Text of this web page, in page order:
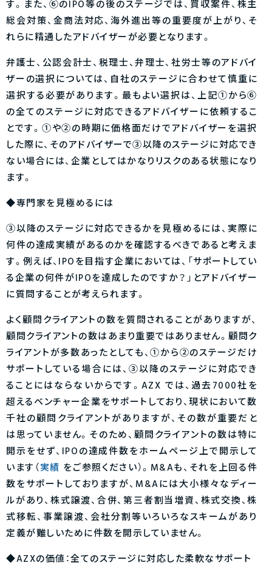
す。また、⑥のIPO等の後のステージでは、買収案件、株主
総会対策、金商法対応、海外進出等の重要度が上がり、そ
れらに精通したアドバイザーが必要となります。
弁護士、公認会計士、税理士、弁理士、社労士等のアドバイ
ザーの選択については、自社のステージに合わせて慎重に
選択する必要があります。最もよい選択は、上記①から⑥
の全てのステージに対応できるアドバイザーに依頼するこ
とです。①や②の時期に価格面だけでアドバイザーを選択
した際に、そのアドバイザーで③以降のステージに対応でき
ない場合には、企業としてはかなりリスクのある状態になり
ます。
◆専門家を見極めるには
③以降のステージに対応できるかを見極めるには、実際に
何件の達成実績があるのかを確認するべきであると考えま
す。例えば、IPOを目指す企業においては、「サポートしてい
る企業の何件がIPOを達成したのですか？」とアドバイザー
に質問することが考えられます。
よく顧問クライアントの数を質問されることがありますが、
顧問クライアントの数はあまり重要ではありません。顧問ク
ライアントが多数あったとしても、①から②のステージだけ
サポートしている場合には、③以降のステージに対応でき
ることにはならないからです。AZX では、過去7000社を
超えるベンチャー企業をサポートしており、現状において数
千社の顧問クライアントがありますが、その数が重要だと
は思っていません。そのため、顧問クライアントの数は特に
開示をせず、IPOの達成件数をホームページ上で開示して
います（実績 をご参照ください）。M&Aも、それを上回る件
数をサポートしておりますが、M&Aには大小様々なディー
ルがあり、株式譲渡、合併、第三者割当増資、株式交換、株
式移転、事業譲渡、会社分割等いろいろなスキームがあり
定義が難しいために件数を開示していません。
◆AZXの価値：全てのステージに対応した柔軟なサポート